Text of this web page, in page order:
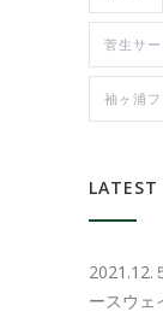
菅生サー
袖ヶ浦
LATEST
2021.12.
ースウェ